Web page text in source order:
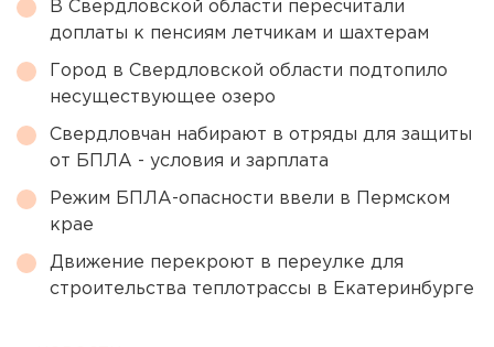
В Свердловской области пересчитали
доплаты к пенсиям летчикам и шахтерам
Город в Свердловской области подтопило
несуществующее озеро
Свердловчан набирают в отряды для защиты
от БПЛА - условия и зарплата
Режим БПЛА-опасности ввели в Пермском
крае
Движение перекроют в переулке для
строительства теплотрассы в Екатеринбурге